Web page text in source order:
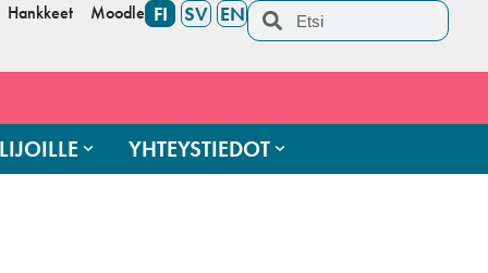
Hankkeet Moodle FI SV EN
YHTEYSTIEDOT